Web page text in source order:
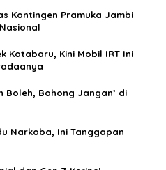
Kontingen Pramuka Jambi
Kotabaru, Kini Mobil IRT Ini
Boleh, Bohong Jangan’ di
Narkoba, Ini Tanggapan